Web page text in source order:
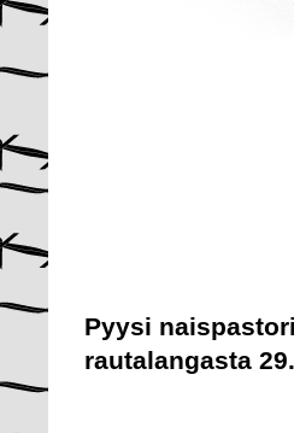
Pyysi
rautalangasta